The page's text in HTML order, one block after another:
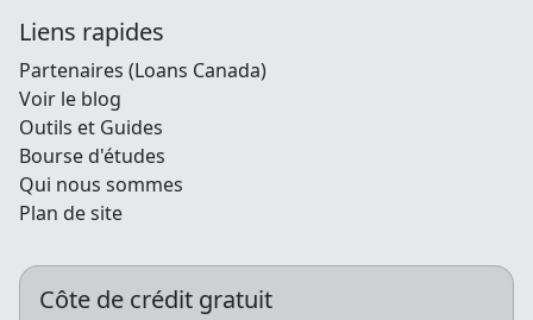
Liens rapides
Partenaires (Loans Canada)
Voir le blog
Outils et Guides
Bourse d'études
Qui nous sommes
Plan de site
Côte de crédit gratuit